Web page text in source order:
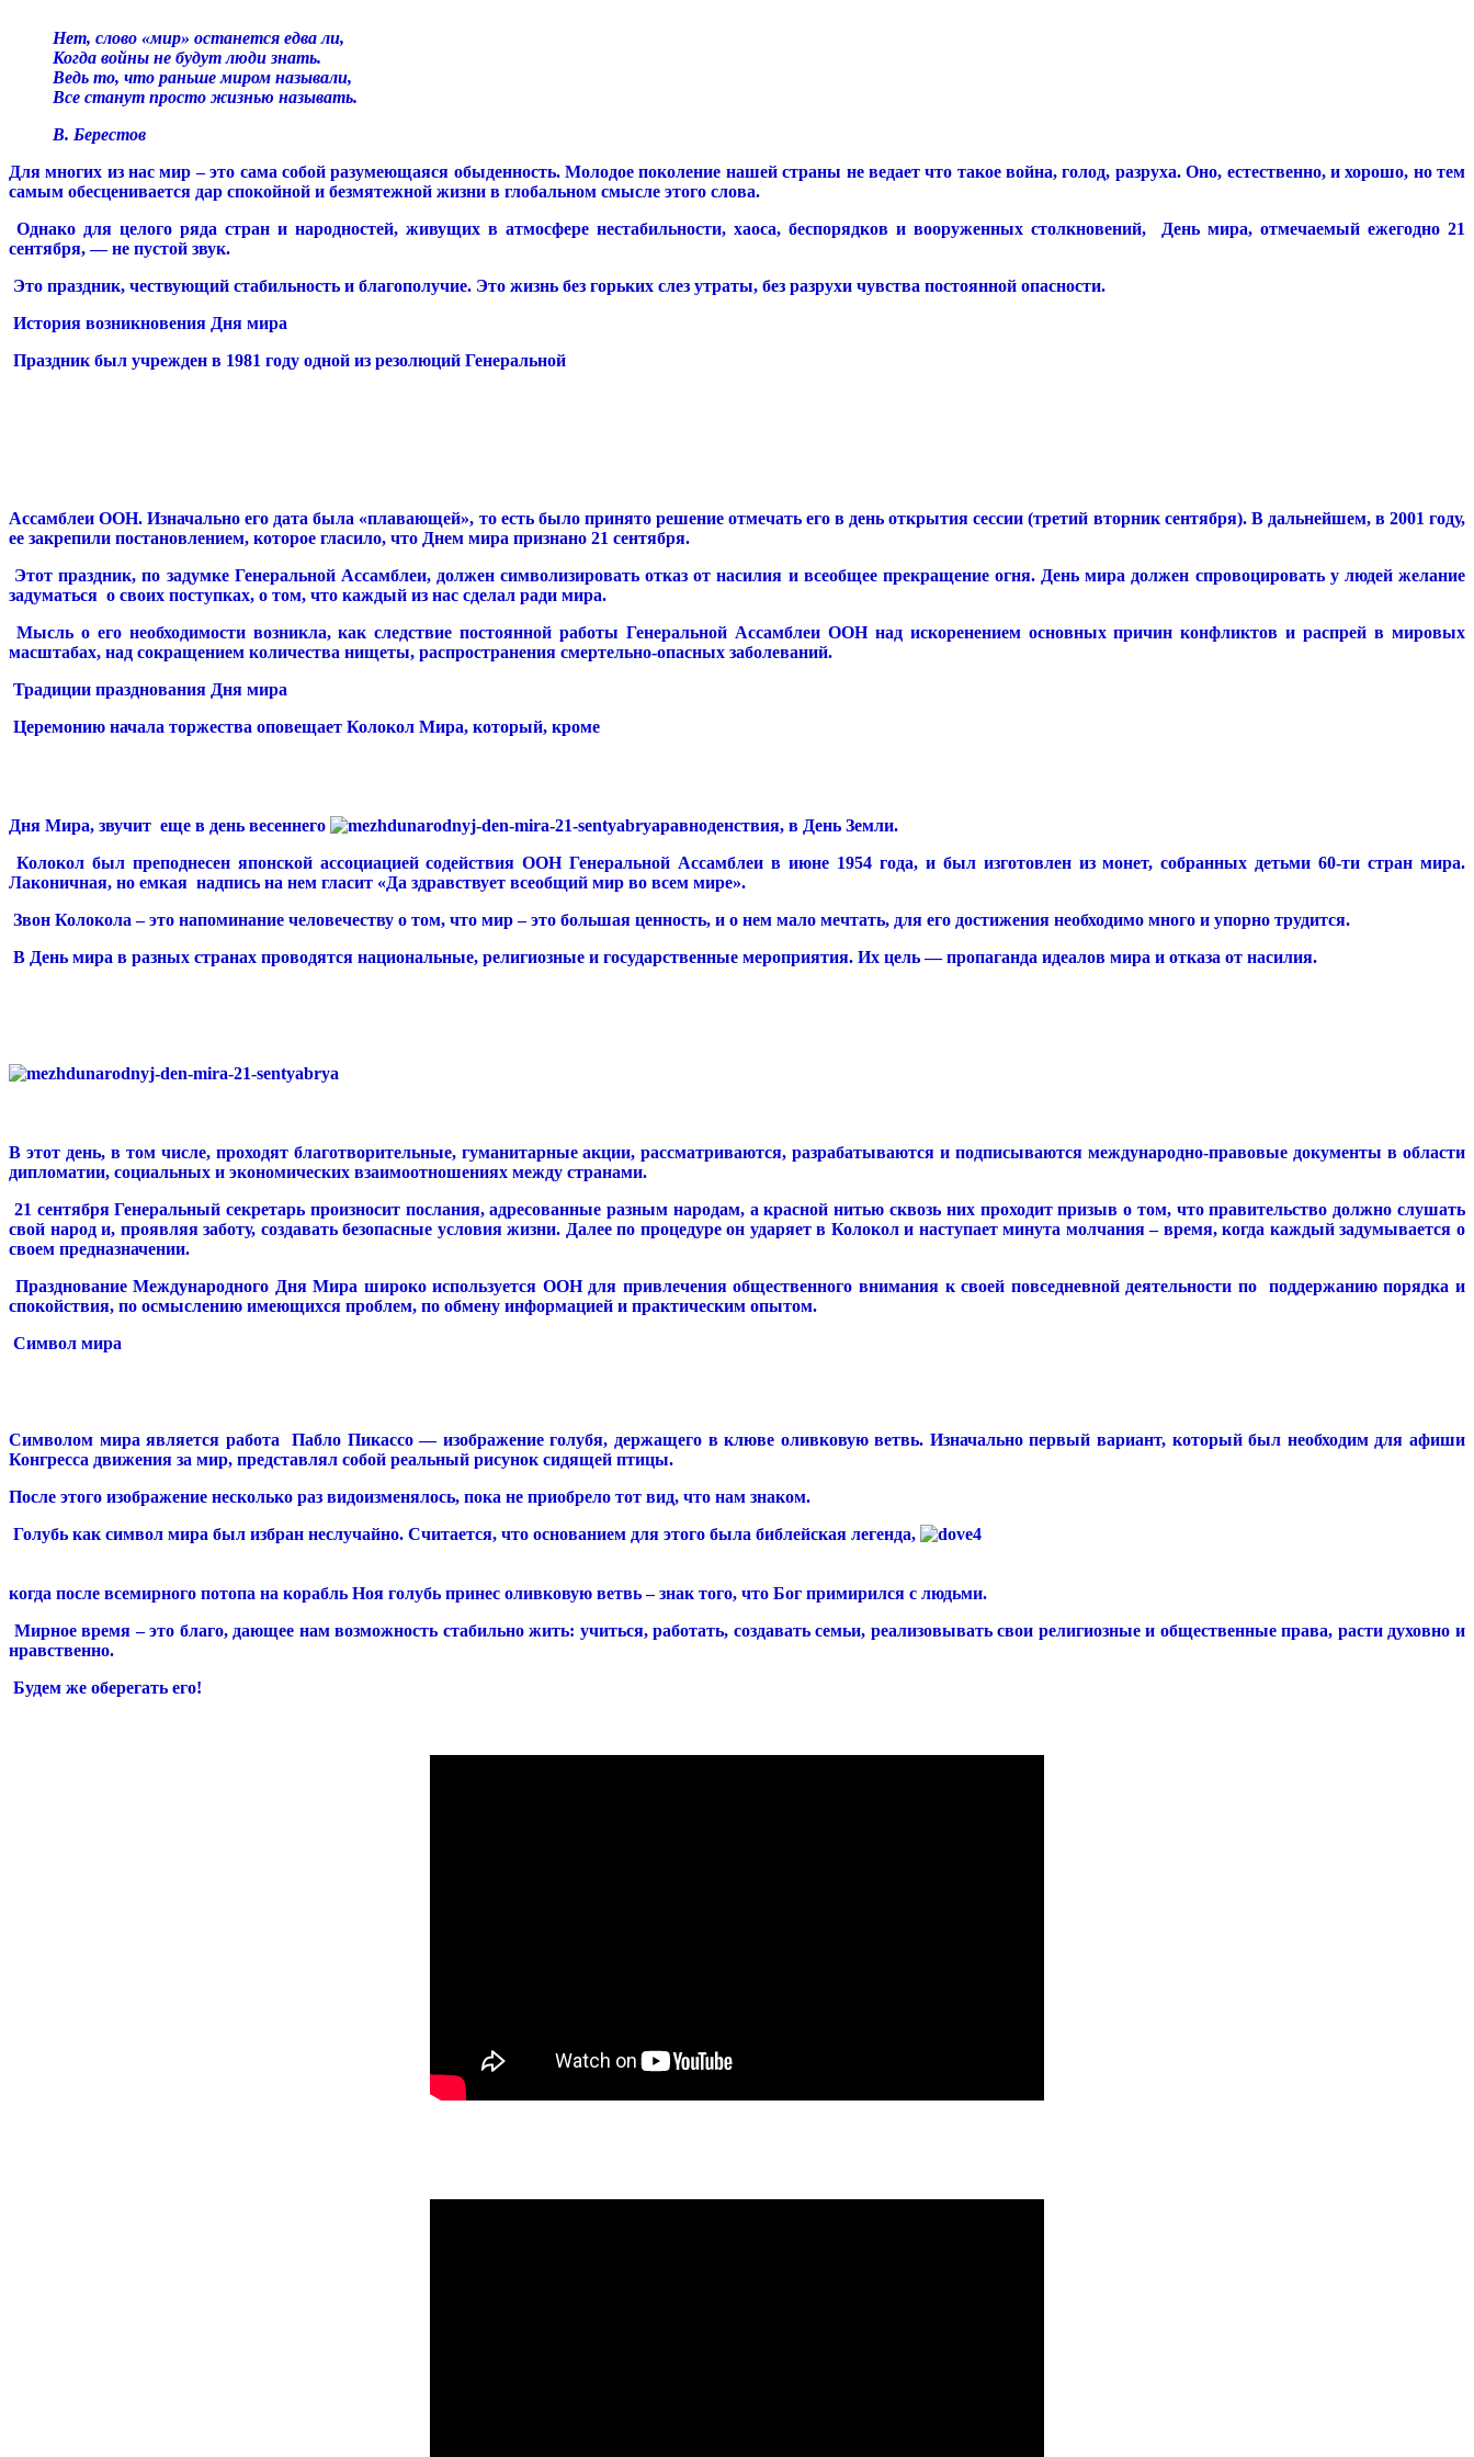
Нет, слово «мир» останется едва ли,
Когда войны не будут люди знать.
Ведь то, что раньше миром называли,
Все станут просто жизнью называть.
В. Берестов
Для многих из нас мир – это сама собой разумеющаяся обыденность. Молодое поколение нашей страны не ведает что такое война, голод, разруха. Оно, естественно, и хорошо, но тем
самым обесценивается дар спокойной и безмятежной жизни в глобальном смысле этого слова.
Однако для целого ряда стран и народностей, живущих в атмосфере нестабильности, хаоса, беспорядков и вооруженных столкновений, День мира, отмечаемый ежегодно 21
сентября, — не пустой звук.
Это праздник, чествующий стабильность и благополучие. Это жизнь без горьких слез утраты, без разрухи чувства постоянной опасности.
История возникновения Дня мира
Праздник был учрежден в 1981 году одной из резолюций Генеральной
Ассамблеи ООН. Изначально его дата была «плавающей», то есть было принято решение отмечать его в день открытия сессии (третий вторник сентября). В дальнейшем, в 2001 году,
ее закрепили постановлением, которое гласило, что Днем мира признано 21 сентября.
Этот праздник, по задумке Генеральной Ассамблеи, должен символизировать отказ от насилия и всеобщее прекращение огня. День мира должен спровоцировать у людей желание
задуматься о своих поступках, о том, что каждый из нас сделал ради мира.
Мысль о его необходимости возникла, как следствие постоянной работы Генеральной Ассамблеи ООН над искоренением основных причин конфликтов и распрей в мировых
масштабах, над сокращением количества нищеты, распространения смертельно-опасных заболеваний.
Традиции празднования Дня мира
Церемонию начала торжества оповещает Колокол Мира, который, кроме
Дня Мира, звучит еще в день весеннего равноденствия, в День Земли.
Колокол был преподнесен японской ассоциацией содействия ООН Генеральной Ассамблеи в июне 1954 года, и был изготовлен из монет, собранных детьми 60-ти стран мира.
Лаконичная, но емкая надпись на нем гласит «Да здравствует всеобщий мир во всем мире».
Звон Колокола – это напоминание человечеству о том, что мир – это большая ценность, и о нем мало мечтать, для его достижения необходимо много и упорно трудится.
В День мира в разных странах проводятся национальные, религиозные и государственные мероприятия. Их цель — пропаганда идеалов мира и отказа от насилия.
В этот день, в том числе, проходят благотворительные, гуманитарные акции, рассматриваются, разрабатываются и подписываются международно-правовые документы в области
дипломатии, социальных и экономических взаимоотношениях между странами.
21 сентября Генеральный секретарь произносит послания, адресованные разным народам, а красной нитью сквозь них проходит призыв о том, что правительство должно слушать
свой народ и, проявляя заботу, создавать безопасные условия жизни. Далее по процедуре он ударяет в Колокол и наступает минута молчания – время, когда каждый задумывается о
своем предназначении.
Празднование Международного Дня Мира широко используется ООН для привлечения общественного внимания к своей повседневной деятельности по поддержанию порядка и
спокойствия, по осмыслению имеющихся проблем, по обмену информацией и практическим опытом.
Символ мира
Символом мира является работа Пабло Пикассо — изображение голубя, держащего в клюве оливковую ветвь. Изначально первый вариант, который был необходим для афиши
Конгресса движения за мир, представлял собой реальный рисунок сидящей птицы.
После этого изображение несколько раз видоизменялось, пока не приобрело тот вид, что нам знаком.
Голубь как символ мира был избран неслучайно. Считается, что основанием для этого была библейская легенда,
когда после всемирного потопа на корабль Ноя голубь принес оливковую ветвь – знак того, что Бог примирился с людьми.
Мирное время – это благо, дающее нам возможность стабильно жить: учиться, работать, создавать семьи, реализовывать свои религиозные и общественные права, расти духовно и
нравственно.
Будем же оберегать его!